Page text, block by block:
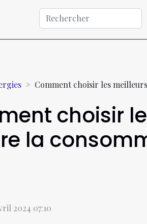
Comment choisir les
choisir
la
2024 07:10